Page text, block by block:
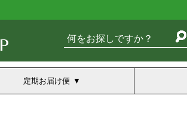
定期お届け便